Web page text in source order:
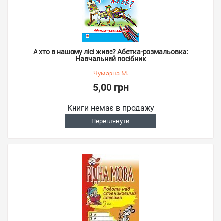
А хто в нашому лісі живе? Абетка-розмальовка:
Навчальний посібник
Чумарна М.
5,00 грн
Книги немає в продажу
Переглянути